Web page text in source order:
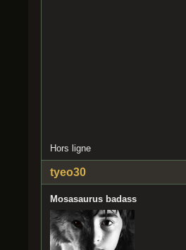
Hors ligne
tyeo30
Mosasaurus badass